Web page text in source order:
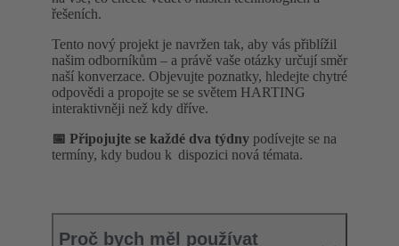
řešeních.
Tento nový projekt je navržen tak, aby vás přiblížil
našim odborníkům – a právě vaše otázky určují směr
naší konverzace. Objevujte poznatky, hledejte chytré
odpovědi a propojte se se světem HARTING
interaktivněji než kdy dříve.
📅 Připojujte se každé dva týdny podívejte se na
termíny, kdy budou k dispozici nová témata.
Proč bych měl používat